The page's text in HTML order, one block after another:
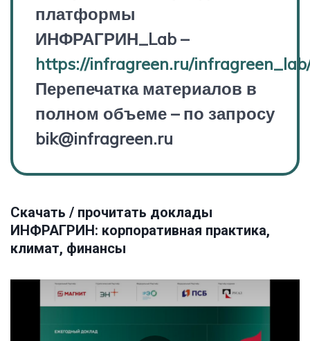
платформы
ИНФРАГРИН_Lab –
https://infragreen.ru/
Перепечатка материалов в
полном объеме – по запросу
bik@infragreen.ru
Скачать / прочитать доклады
ИНФРАГРИН: корпоративная практика,
климат, финансы